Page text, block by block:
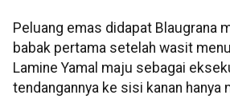
Peluang emas didapat Blaugrana
babak pertama setelah wasit
Lamine Yamal maju sebagai
tendangannya ke sisi kanan hanya